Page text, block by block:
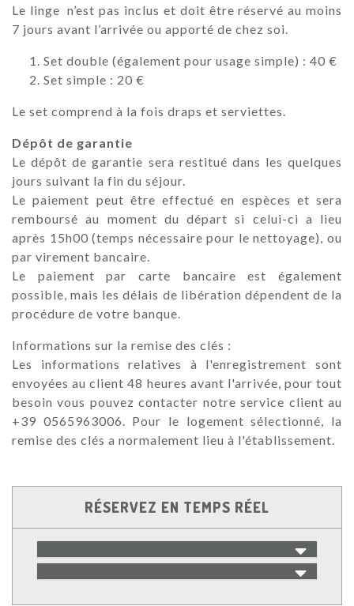
Le linge n’est pas inclus et doit être réservé au moins
7 jours avant l’arrivée ou apporté de chez soi.
Set double (également pour usage simple) : 40 €
Set simple : 20 €
Le set comprend à la fois draps et serviettes.
Dépôt de garantie
Le dépôt de garantie sera restitué dans les quelques
jours suivant la fin du séjour.
Le paiement peut être effectué en espèces et sera
remboursé au moment du départ si celui-ci a lieu
après 15h00 (temps nécessaire pour le nettoyage), ou
par virement bancaire.
Le paiement par carte bancaire est également
possible, mais les délais de libération dépendent de la
procédure de votre banque.
Informations sur la remise des clés :
Les informations relatives à l'enregistrement sont
envoyées au client 48 heures avant l'arrivée, pour tout
besoin vous pouvez contacter notre service client au
+39 0565963006. Pour le logement sélectionné, la
remise des clés a normalement lieu à l'établissement.
RÉSERVEZ EN TEMPS RÉEL